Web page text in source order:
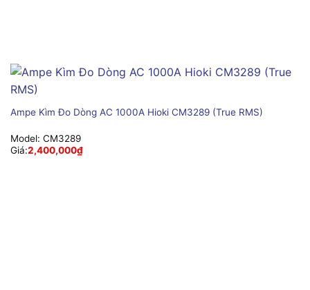
Ampe Kìm Đo Dòng AC 1000A Hioki CM3289 (True RMS)
Model: CM3289
Giá:2,400,000₫